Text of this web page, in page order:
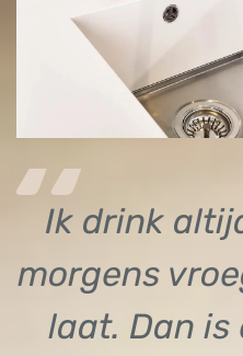
Ik drink
morgens
laat. Dan is